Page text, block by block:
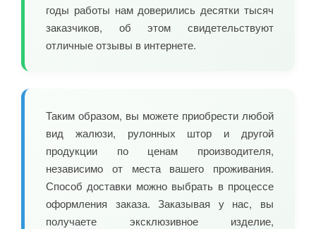
годы работы нам доверились десятки тысяч
заказчиков, об этом свидетельствуют
отличные отзывы в интернете.
Таким образом, вы можете приобрести любой
вид жалюзи, рулонных штор и другой
продукции по ценам производителя,
независимо от места вашего проживания.
Способ доставки можно выбрать в процессе
оформления заказа. Заказывая у нас, вы
получаете эксклюзивное изделие,